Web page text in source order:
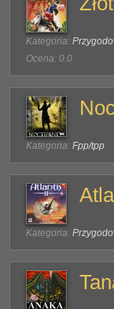
Kategoria:
Ocena: 0.0
Kategoria: Fpp/tpp
Kategoria: